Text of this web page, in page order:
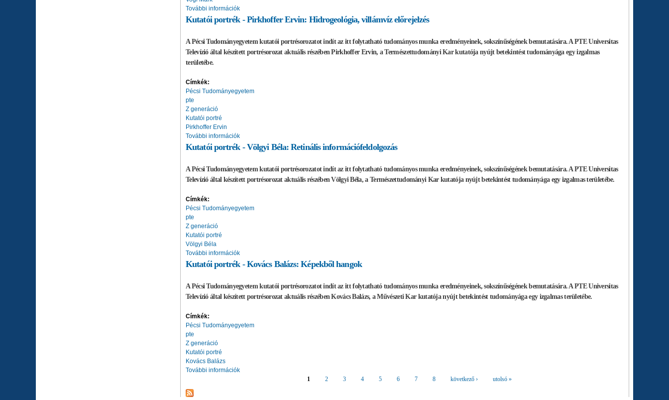
További információk
Kutatói portrék - Pirkhoffer Ervin: Hidrogeológia, villámvíz előrejelzés
A Pécsi Tudományegyetem kutatói portrésorozatot indít az itt folytatható tudományos munka eredményeinek, sokszínűségének bemutatására. A PTE Universitas
Televízió által készített portrésorozat aktuális részében Pirkhoffer Ervin, aTermészettudományi Karkutatója nyújt betekintést tudományága egy izgalmas
területébe.
Címkék:
Pécsi Tudományegyetem
pte
Z generáció
Kutatói portré
Pirkhoffer Ervin
További információk
Kutatói portrék - Völgyi Béla: Retinális információfeldolgozás
A Pécsi Tudományegyetem kutatói portrésorozatot indít az itt folytatható tudományos munka eredményeinek, sokszínűségének bemutatására. A PTE Universitas
Televízió által készített portrésorozat aktuális részében Völgyi Béla, a Természettudományi Kar kutatója nyújt betekintést tudományága egy izgalmas területébe.
Címkék:
Pécsi Tudományegyetem
pte
Z generáció
Kutatói portré
Völgyi Béla
További információk
Kutatói portrék - Kovács Balázs: Képekből hangok
A Pécsi Tudományegyetem kutatói portrésorozatot indít az itt folytatható tudományos munka eredményeinek, sokszínűségének bemutatására. A PTE Universitas
Televízió által készített portrésorozat aktuális részében Kovács Balázs, a Művészeti Kar kutatója nyújt betekintést tudományága egy izgalmas területébe.
Címkék:
Pécsi Tudományegyetem
pte
Z generáció
Kutatói portré
Kovács Balázs
További információk
1 2 3 4 5 6 7 8 következő › utolsó »